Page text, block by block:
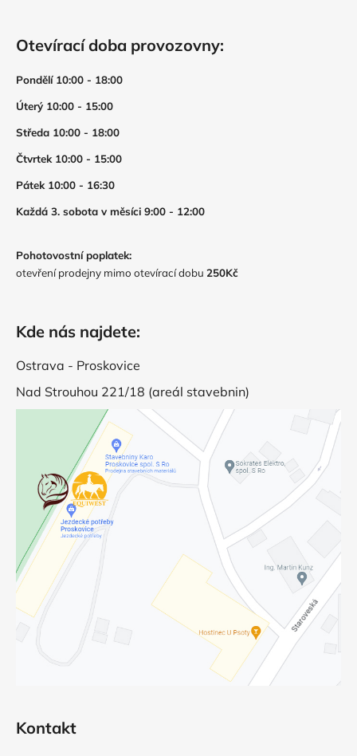
Otevírací doba provozovny:
Pondělí 10:00 - 18:00
Úterý 10:00 - 15:00
Středa 10:00 - 18:00
Čtvrtek 10:00 - 15:00
Pátek 10:00 - 16:30
Každá 3. sobota v měsíci 9:00 - 12:00
Pohotovostní poplatek:
otevření prodejny mimo otevírací dobu 250Kč
Kde nás najdete:
Ostrava - Proskovice
Nad Strouhou 221/18 (areál stavebnin)
Kontakt